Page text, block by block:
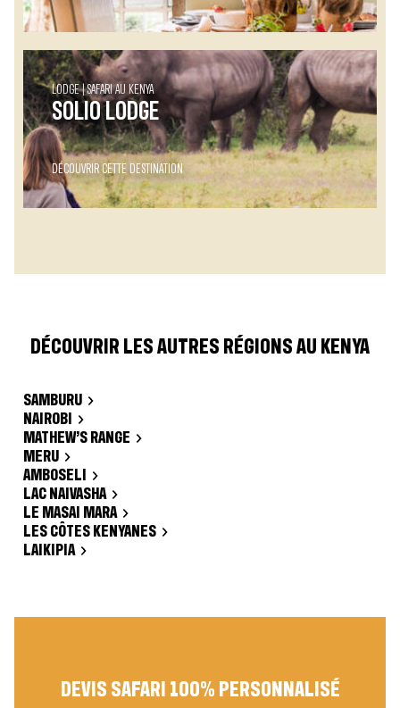
LODGE SAFARI AU KENYA
SOLIO LODGE
DÉCOUVRIR CETTE DESTINATION
DÉCOUVRIR LES AUTRES RÉGIONS AU KENYA
SAMBURU
NAIROBI
MATHEW’S RANGE
MERU
AMBOSELI
LAC NAIVASHA
LE MASAI MARA
LES CÔTES KENYANES
LAIKIPIA
DEVIS SAFARI 100% PERSONNALISÉ